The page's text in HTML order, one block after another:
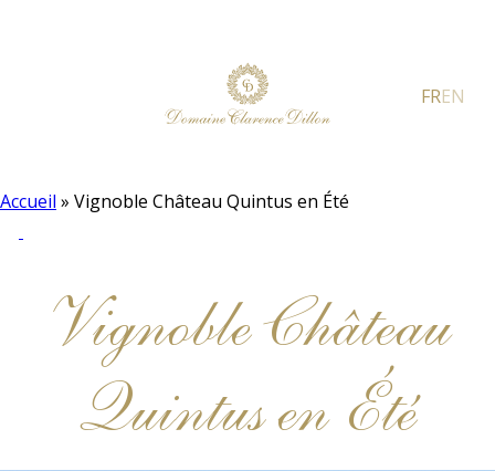
FREN
Accueil » Vignoble Château Quintus en Été
Vignoble Château
Quintus en Été